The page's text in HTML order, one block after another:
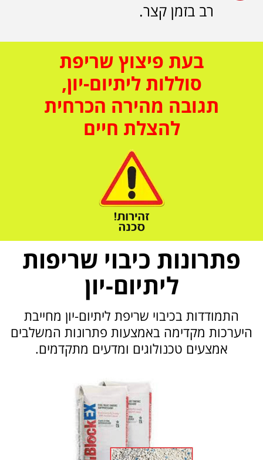
רב בזמן קצר.
בעת פיצוץ שריפת
סוללות ליתיום-יון,
תגובה מהירה הכרחית
להצלת חיים
פתרונות כיבוי שריפות
ליתיום-יון
התמודדות בכיבוי שריפת ליתיום-יון מחייבת
היערכות מקדימה באמצעות פתרונות המשלבים
אמצעים טכנולוגים ומדעים מתקדמים.